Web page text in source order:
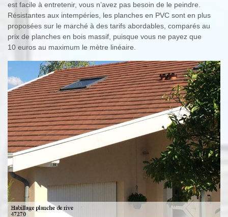
est facile à entretenir, vous n’avez pas besoin de le peindre.
Résistantes aux intempéries, les planches en PVC sont en plus
proposées sur le marché à des tarifs abordables, comparés au
prix de planches en bois massif, puisque vous ne payez que
10 euros au maximum le mètre linéaire.